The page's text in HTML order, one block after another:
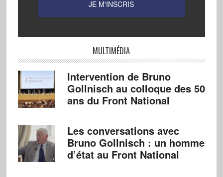
MULTIMÉDIA
Intervention de Bruno
Gollnisch au colloque des 50
ans du Front National
Les conversations avec
Bruno Gollnisch : un homme
d’état au Front National